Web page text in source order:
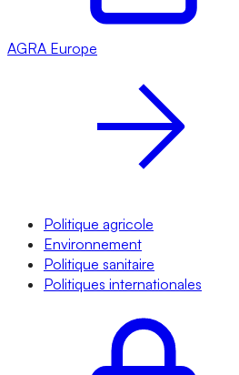
AGRA Europe
Politique agricole
Environnement
Politique sanitaire
Politiques internationales